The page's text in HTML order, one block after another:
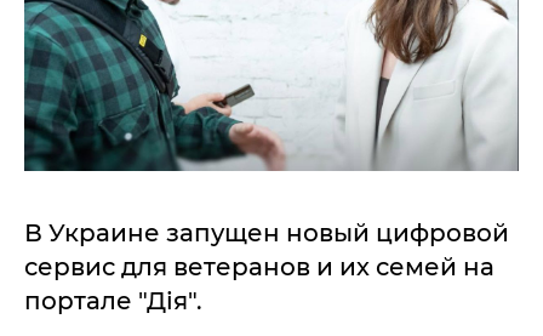
В Украине запущен новый цифровой
сервис для ветеранов и их семей на
портале "Дія".